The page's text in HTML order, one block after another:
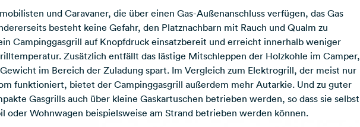
und Caravaner, die über einen Gas-Außenanschluss verfügen, das Gas
besteht keine Gefahr, den Platznachbarn mit Rauch und Qualm zu
Campinggasgrill auf Knopfdruck einsatzbereit und erreicht innerhalb weniger
Zusätzlich entfällt das lästige Mitschleppen der Holzkohle im Camper,
Gewicht im Bereich der Zuladung spart. Im Vergleich zum Elektrogrill, der meist nur
funktioniert, bietet der Campinggasgrill außerdem mehr Autarkie. Und zu guter
Gasgrills auch über kleine Gaskartuschen betrieben werden, so dass sie selbst
oder Wohnwagen beispielsweise am Strand betrieben werden können.